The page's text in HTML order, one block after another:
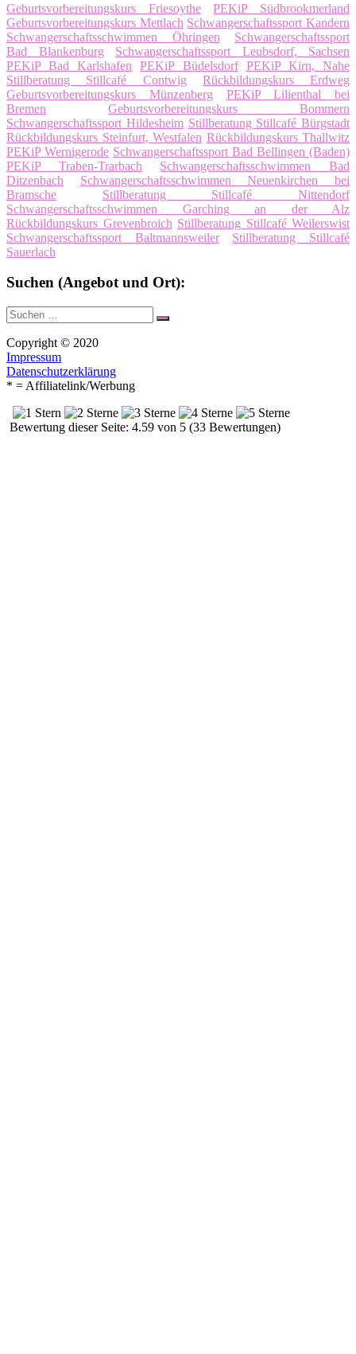
Geburtsvorbereitungskurs Friesoythe
PEKiP Südbrookmerland
Geburtsvorbereitungskurs Mettlach Schwangerschaftssport Kandern
Schwangerschaftsschwimmen Öhringen
Schwangerschaftssport
Bad Blankenburg
Schwangerschaftssport Leubsdorf, Sachsen
PEKiP Bad Karlshafen
PEKiP Büdelsdorf
PEKiP Kirn, Nahe
Stillberatung Stillcafé Contwig
Rückbildungskurs Erdweg
Geburtsvorbereitungskurs Münzenberg
PEKiP Lilienthal bei
Bremen
Geburtsvorbereitungskurs Bommern
Schwangerschaftssport Hildesheim Stillberatung Stillcafé Bürgstadt
Rückbildungskurs Steinfurt, Westfalen Rückbildungskurs Thallwitz
PEKiP Wernigerode Schwangerschaftssport Bad Bellingen (Baden)
PEKiP Traben-Trarbach
Schwangerschaftsschwimmen Bad
Ditzenbach
Schwangerschaftsschwimmen Neuenkirchen bei
Bramsche
Stillberatung Stillcafé Nittendorf
Schwangerschaftsschwimmen Garching an der Alz
Rückbildungskurs Grevenbroich Stillberatung Stillcafé Weilerswist
Schwangerschaftssport Baltmannsweiler
Stillberatung Stillcafé
Sauerlach
Suchen (Angebot und Ort):
Suche
nach:
Suchen
Copyright © 2020
Impressum
Datenschutzerklärung
* = Affiliatelink/Werbung
Bewertung dieser Seite: 4.59 von 5 (33 Bewertungen)